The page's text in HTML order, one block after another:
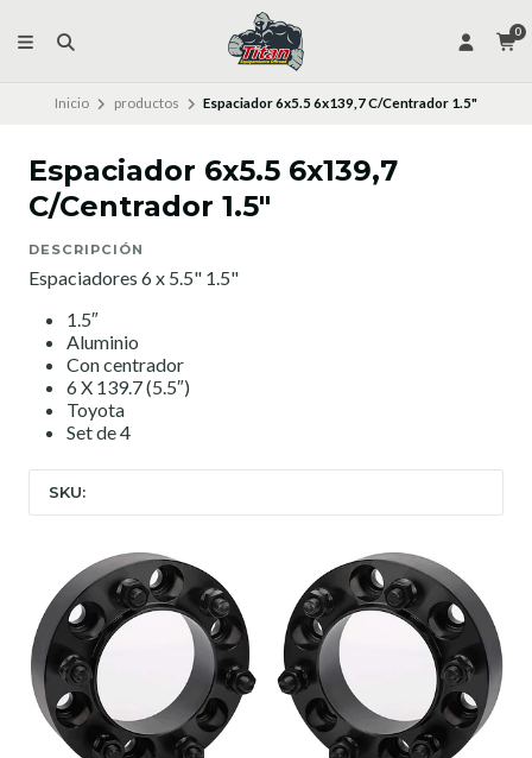
0
Inicio productos Espaciador 6x5.5 6x139,7 C/Centrador 1.5"
Espaciador 6x5.5 6x139,7
C/Centrador 1.5"
DESCRIPCIÓN
Espaciadores 6 x 5.5" 1.5"
1.5″
Aluminio
Con centrador
6 X 139.7 (5.5″)
Toyota
Set de 4
SKU: